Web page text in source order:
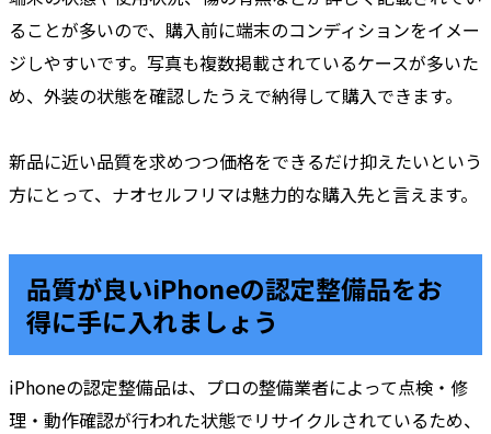
ることが多いので、購入前に端末のコンディションをイメー
ジしやすいです。写真も複数掲載されているケースが多いた
め、外装の状態を確認したうえで納得して購入できます。
新品に近い品質を求めつつ価格をできるだけ抑えたいという
方にとって、ナオセルフリマは魅力的な購入先と言えます。
品質が良いiPhoneの認定整備品をお
得に手に入れましょう
iPhoneの認定整備品は、プロの整備業者によって点検・修
理・動作確認が行われた状態でリサイクルされているため、